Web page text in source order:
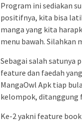
Program ini sediakan
positifnya, kita bisa
manga yang kita
menu bawah. Silahkan
Sebagai salah satunya
feature dan faedah
MangaOwl Apk tiap
kelompok, ditanggung
Ke-2 yakni feature